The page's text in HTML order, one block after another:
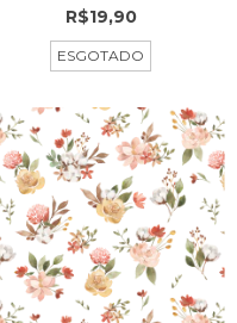
R$19,90
ESGOTADO